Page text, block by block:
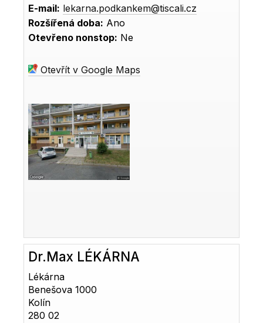
E-mail: lekarna.podkankem@tiscali.cz
Rozšířená doba: Ano
Otevřeno nonstop: Ne
Otevřít v Google Maps
Dr.Max LÉKÁRNA
Lékárna
Benešova 1000
Kolín
280 02